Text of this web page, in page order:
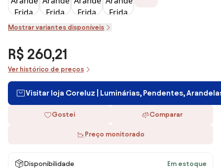
Mostrar variantes disponíveis
R$ 260,21
Ver histórico de preços
Visitar loja Coreluz | Luminárias, Pendentes,
Gostei Comparar
Preço monitorado
Disponibilidade Em estoque